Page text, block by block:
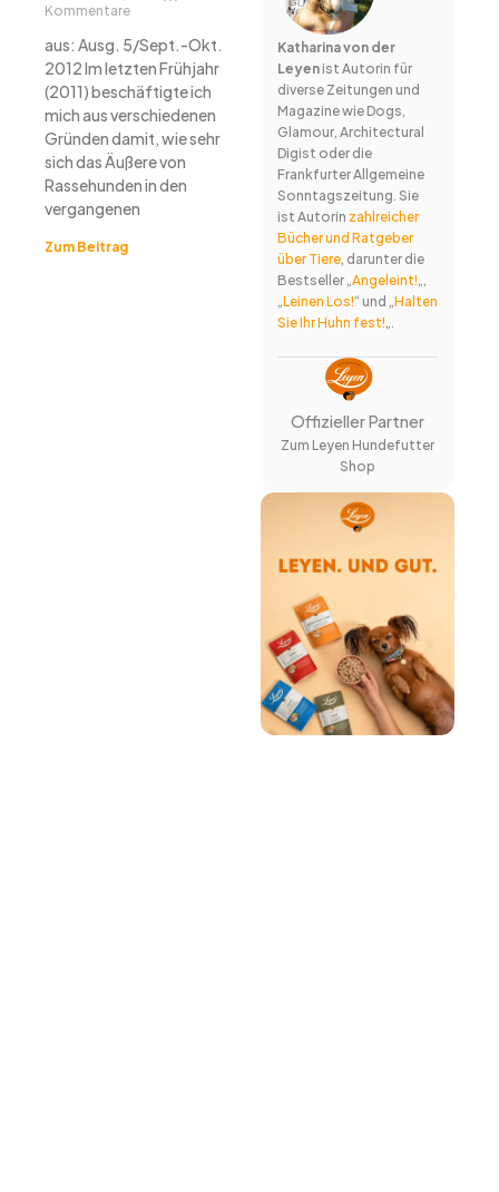
Kommentare
aus: Ausg. 5/Sept.-Okt.
2012 Im letzten Frühjahr
(2011) beschäftigte ich
mich aus verschiedenen
Gründen damit, wie sehr
sich das Äußere von
Rassehunden in den
vergangenen
Zum Beitrag
Katharina von der
Leyenist Autorin für
diverse Zeitungen und
Magazine wie Dogs,
Glamour, Architectural
Digist oder die
Frankfurter Allgemeine
Sonntagszeitung. Sie
ist Autorin zahlreicher
Bücher und Ratgeber
über Tiere, darunter die
Bestseller „Angeleint!„,
„Leinen Los!“ und „Halten
Sie Ihr Huhn fest!„.
Offizieller Partner
Zum Leyen Hundefutter
Shop